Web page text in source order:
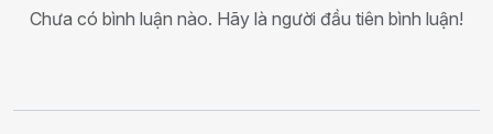
Chưa có bình luận nào. Hãy là người đầu tiên bình luận!